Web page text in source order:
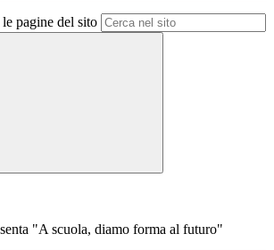
pagine del sito
"A scuola, diamo forma al futuro"